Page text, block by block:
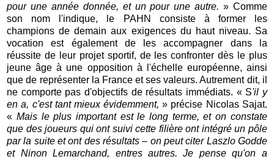
pour une année donnée, et un pour une autre. » Comme
son nom l'indique, le PAHN consiste à former les
champions de demain aux exigences du haut niveau. Sa
vocation est également de les accompagner dans la
réussite de leur projet sportif, de les confronter dès le plus
jeune âge à une opposition à l'échelle européenne, ainsi
que de représenter la France et ses valeurs. Autrement dit, il
ne comporte pas d'objectifs de résultats immédiats. « S'il y
en a, c'est tant mieux évidemment,» précise Nicolas Sajat.
« Mais le plus important est le long terme, et on constate
que des joueurs qui ont suivi cette filière ont intégré un pôle
par la suite et ont des résultats – on peut citer Laszlo Godde
et Ninon Lemarchand, entres autres. Je pense qu'on a